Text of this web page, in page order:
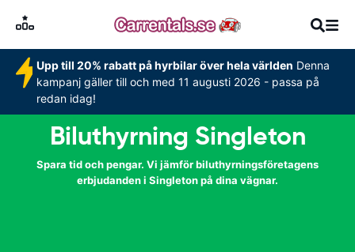
Upp till 20% rabatt på hyrbilar över hela världen Denna
kampanj gäller till och med 11 augusti 2026 - passa på
redan idag!
Biluthyrning Singleton
Spara tid och pengar. Vi jämför biluthyrningsföretagens
erbjudanden i Singleton på dina vägnar.